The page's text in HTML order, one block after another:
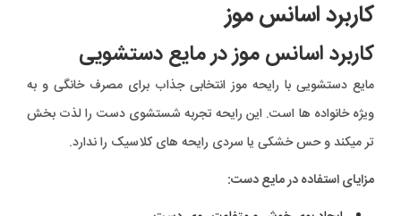
کاربرد اسانس موز
کاربرد اسانس موز در مایع دستشویی
مایع دستشویی با رایحه موز انتخابی جذاب برای مصرف خانگی و به
ویژه خانواده ها است. این رایحه تجربه شستشوی دست را لذت بخش
تر میکند و حس خشکی یا سردی رایحه های کلاسیک را ندارد.
مزایای استفاده در مایع دست: